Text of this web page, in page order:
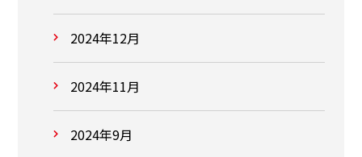
2024年12月
2024年11月
2024年9月